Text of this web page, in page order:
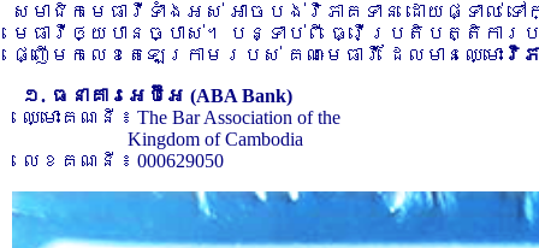
សមាជិកមេធាវីទាំងអស់ អាចបង់វិភាគទាន ដោយផ្ទាល់
មេធាវីឲ្យបានច្បាស់។ បន្ទាប់ពី ធ្វើប្រតិបត្តិកា
ផ្ញើមកលេខតេឡេក្រាមរបស់ គណៈមេធាវី ដែលមានឈ្មោះ វិភ
១. ធនាគារអេប៊ីអេ (ABA Bank)
ឈ្មោះគណនី ៖ The Bar Association of the
Kingdom of Cambodia
លេខគណនី ៖ 000629050